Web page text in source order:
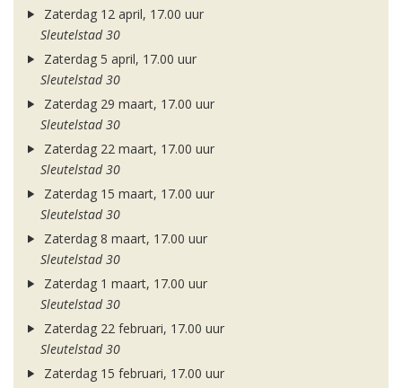
Zaterdag 12 april, 17.00 uur
Sleutelstad 30
Zaterdag 5 april, 17.00 uur
Sleutelstad 30
Zaterdag 29 maart, 17.00 uur
Sleutelstad 30
Zaterdag 22 maart, 17.00 uur
Sleutelstad 30
Zaterdag 15 maart, 17.00 uur
Sleutelstad 30
Zaterdag 8 maart, 17.00 uur
Sleutelstad 30
Zaterdag 1 maart, 17.00 uur
Sleutelstad 30
Zaterdag 22 februari, 17.00 uur
Sleutelstad 30
Zaterdag 15 februari, 17.00 uur